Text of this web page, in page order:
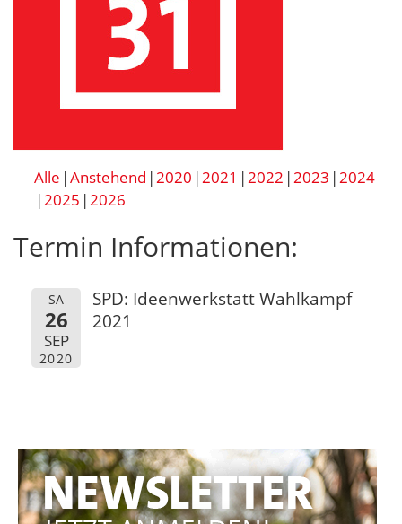
Alle Anstehend 2020 2021 2022 2023 2024
2025 2026
Termin Informationen:
SA
26
SEP
2020
SPD: Ideenwerkstatt Wahlkampf
2021